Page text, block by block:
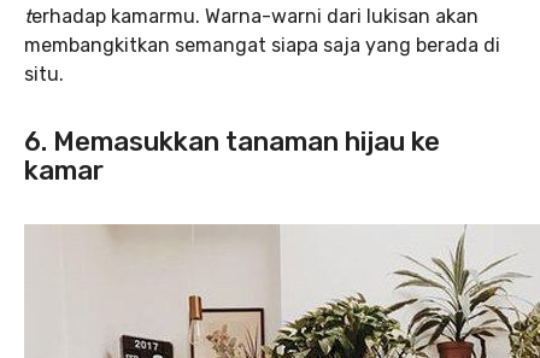
terhadap kamarmu. Warna-warni dari lukisan akan
membangkitkan semangat siapa saja yang berada di
situ.
6. Memasukkan tanaman hijau ke
kamar